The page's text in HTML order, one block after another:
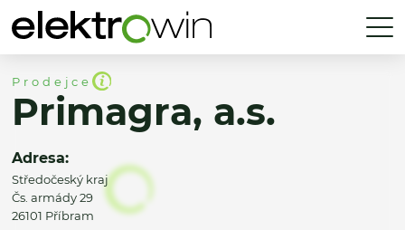
Prodejce
Primagra, a.s.
Adresa:
Středočeský kraj
Čs. armády 29
26101 Příbram